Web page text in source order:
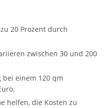
20 Prozent durch
zwischen 30 und 200
einem 120 qm
helfen, die Kosten zu